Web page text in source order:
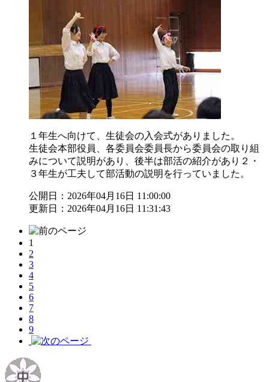
１年生へ向けて、生徒会の入会式がありました。
生徒会本部役員、各委員会委員長から委員会の取り組
みについて説明があり、後半は部活の紹介があり２・
３年生が工夫して部活動の説明を行っていました。
公開日：2026年04月16日 11:00:00
更新日：2026年04月16日 11:31:43
1
2
3
4
5
6
7
8
9